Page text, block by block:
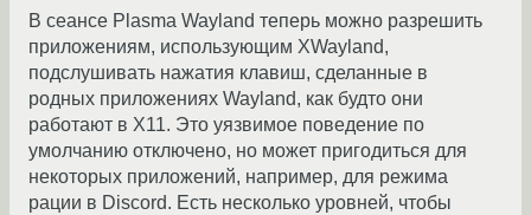
В сеансе Plasma Wayland теперь можно разрешить
приложениям, использующим XWayland,
подслушивать нажатия клавиш, сделанные в
родных приложениях Wayland, как будто они
работают в X11. Это уязвимое поведение по
умолчанию отключено, но может пригодиться для
некоторых приложений, например, для режима
рации в Discord. Есть несколько уровней, чтобы